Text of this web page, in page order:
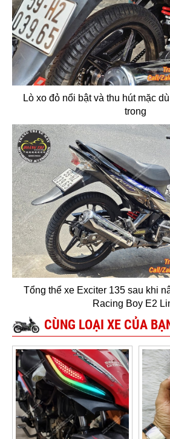
Lò xo đỏ nổi bật và thu hút mặc
trong
Tổng thể xe Exciter 135 sau khi
Racing Boy E2
CÙNG LOẠI XE CỦA